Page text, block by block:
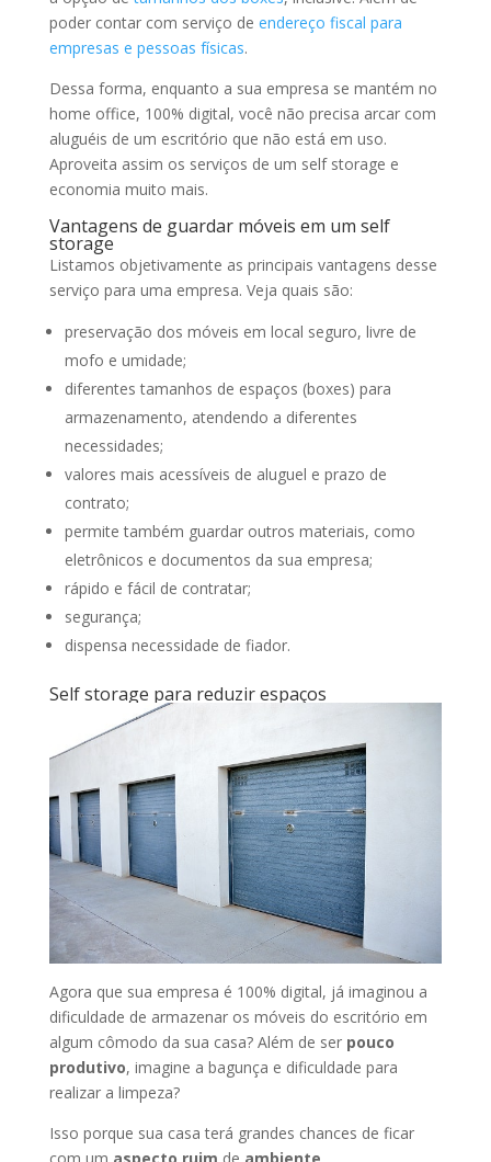
poder contar com serviço de endereço fiscal para
empresas e pessoas físicas.
Dessa forma, enquanto a sua empresa se mantém no
home office, 100% digital, você não precisa arcar com
aluguéis de um escritório que não está em uso.
Aproveita assim os serviços de um self storage e
economia muito mais.
Vantagens de guardar móveis em um self
storage
Listamos objetivamente as principais vantagens desse
serviço para uma empresa. Veja quais são:
preservação dos móveis em local seguro, livre de
mofo e umidade;
diferentes tamanhos de espaços (boxes) para
armazenamento, atendendo a diferentes
necessidades;
valores mais acessíveis de aluguel e prazo de
contrato;
permite também guardar outros materiais, como
eletrônicos e documentos da sua empresa;
rápido e fácil de contratar;
segurança;
dispensa necessidade de fiador.
Self storage para reduzir espaços
Agora que sua empresa é 100% digital, já imaginou a
dificuldade de armazenar os móveis do escritório em
algum cômodo da sua casa? Além de serpouco
produtivo, imagine a bagunça e dificuldade para
realizar a limpeza?
Isso porque sua casa terá grandes chances de ficar
com um aspecto ruim de ambiente